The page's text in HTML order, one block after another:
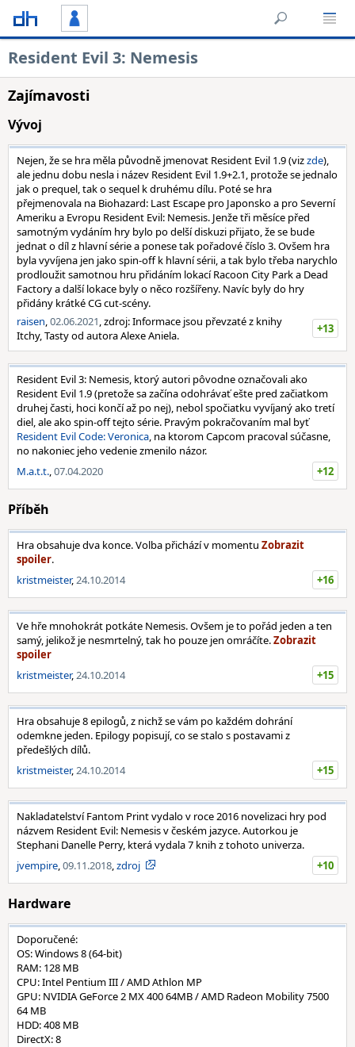
Resident Evil 3: Nemesis
Zajímavosti
Vývoj
Nejen, že se hra měla původně jmenovat Resident Evil 1.9 (vizzde),
ale jednu dobu nesla i název Resident Evil 1.9+2.1, protože se jednalo
jak o prequel, tak o sequel k druhému dílu. Poté se hra
přejmenovala na Biohazard: Last Escape pro Japonsko a pro Severní
Ameriku a Evropu Resident Evil: Nemesis. Jenže tři měsíce před
samotným vydáním hry bylo po delší diskuzi přijato, že se bude
jednat o díl z hlavní série a ponese tak pořadové číslo 3. Ovšem hra
byla vyvíjena jen jako spin-off k hlavní sérii, a tak bylo třeba narychlo
prodloužit samotnou hru přidáním lokací Racoon City Park a Dead
Factory a další lokace byly o něco rozšířeny. Navíc byly do hry
přidány krátké CG cut-scény.
raisen,02.06.2021, zdroj: Informace jsou převzaté z knihy
Itchy, Tasty od autora Alexe Aniela.
+13
Resident Evil 3: Nemesis, ktorý autori pôvodne označovali ako
Resident Evil 1.9 (pretože sa začína odohrávať ešte pred začiatkom
druhej časti, hoci končí až po nej), nebol spočiatku vyvíjaný ako tretí
diel, ale ako spin-off tejto série. Pravým pokračovaním mal byť
Resident Evil Code: Veronica, na ktorom Capcom pracoval súčasne,
no nakoniec jeho vedenie zmenilo názor.
M.a.t.t.,07.04.2020 +12
Příběh
Hra obsahuje dva konce. Volba přichází v momentu
.
kristmeister,24.10.2014 +16
Ve hře mnohokrát potkáte Nemesis. Ovšem je to pořád jeden a ten
samý, jelikož je nesmrtelný, tak ho pouze jen omráčíte.
kristmeister,24.10.2014 +15
Hra obsahuje 8 epilogů, z nichž se vám po každém dohrání
odemkne jeden. Epilogy popisují, co se stalo s postavami z
předešlých dílů.
kristmeister,24.10.2014 +15
Nakladatelství Fantom Print vydalo v roce 2016 novelizaci hry pod
názvem Resident Evil: Nemesis v českém jazyce. Autorkou je
Stephani Danelle Perry, která vydala 7 knih z tohoto univerza.
jvempire,09.11.2018,zdroj +10
Hardware
Doporučené:
OS: Windows 8 (64-bit)
RAM: 128 MB
CPU: Intel Pentium III / AMD Athlon MP
GPU: NVIDIA GeForce 2 MX 400 64MB / AMD Radeon Mobility 7500
64 MB
HDD: 408 MB
DirectX: 8